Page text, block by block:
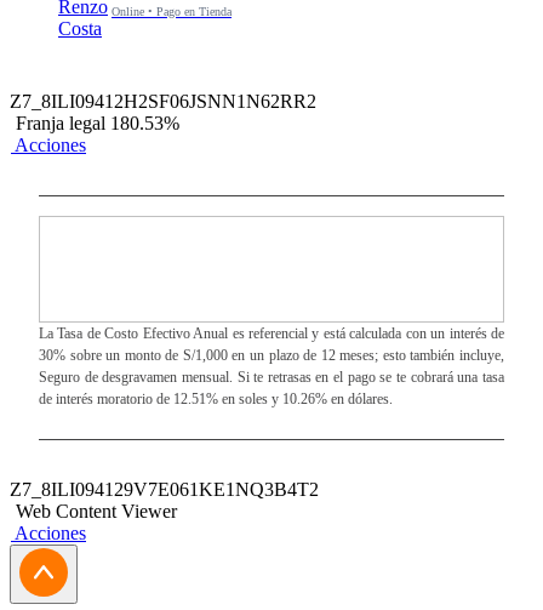
Online • Pago en Tienda
Z7_8ILI09412H2SF06JSNN1N62RR2
Franja legal 180.53%
Acciones
La Tasa de Costo Efectivo Anual es referencial y está calculada con un interés de
30% sobre un monto de S/1,000 en un plazo de 12 meses; esto también incluye,
Seguro de desgravamen mensual. Si te retrasas en el pago se te cobrará una tasa
de interés moratorio de 12.51% en soles y 10.26% en dólares.
Z7_8ILI094129V7E061KE1NQ3B4T2
Web Content Viewer
Acciones